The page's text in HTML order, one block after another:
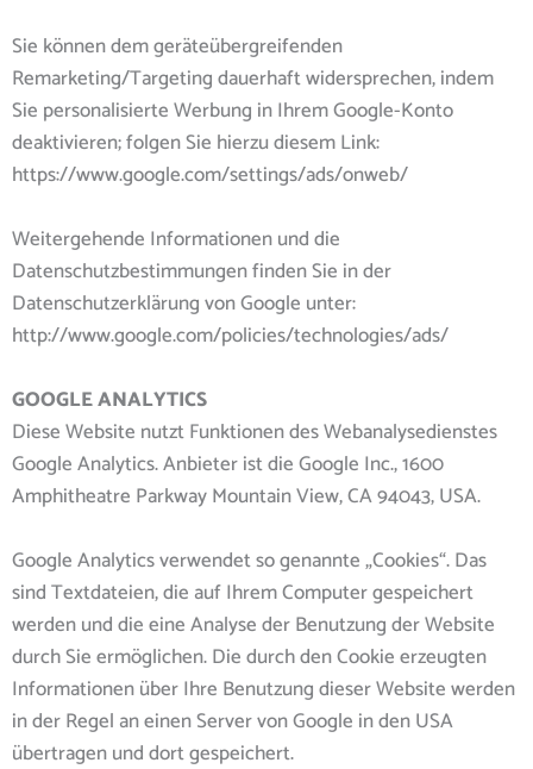
Sie können dem geräteübergreifenden
Remarketing/Targeting dauerhaft widersprechen, indem
Sie personalisierte Werbung in Ihrem Google-Konto
deaktivieren; folgen Sie hierzu diesem Link:
https://www.google.com/settings/ads/onweb/
Weitergehende Informationen und die
Datenschutzbestimmungen finden Sie in der
Datenschutzerklärung von Google unter:
http://www.google.com/policies/technologies/ads/
GOOGLE ANALYTICS
Diese Website nutzt Funktionen des Webanalysedienstes
Google Analytics. Anbieter ist die Google Inc., 1600
Amphitheatre Parkway Mountain View, CA 94043, USA.
Google Analytics verwendet so genannte „Cookies“. Das
sind Textdateien, die auf Ihrem Computer gespeichert
werden und die eine Analyse der Benutzung der Website
durch Sie ermöglichen. Die durch den Cookie erzeugten
Informationen über Ihre Benutzung dieser Website werden
in der Regel an einen Server von Google in den USA
übertragen und dort gespeichert.